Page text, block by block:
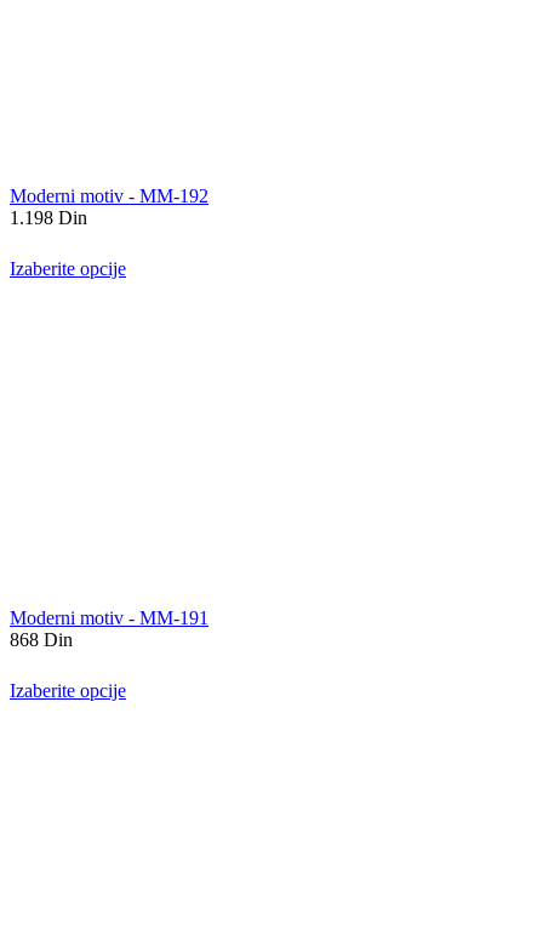
Moderni motiv - MM-192
1.198 Din
Izaberite opcije
Moderni motiv - MM-191
868 Din
Izaberite opcije